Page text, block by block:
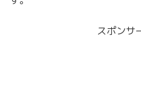
スポンサ